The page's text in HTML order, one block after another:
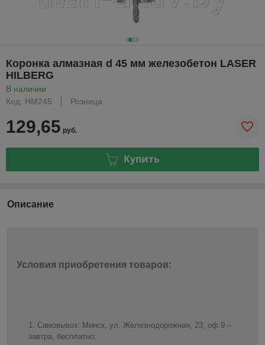
Коронка алмазная d 45 мм железобетон LASER
HILBERG
В наличии
Код: HM245
Розница
129,65 руб.
Купить
Описание
Условия приобретения товаров:
Самовывоз: Минск, ул. Железнодорожная, 23, оф.9 –
завтра, бесплатно;